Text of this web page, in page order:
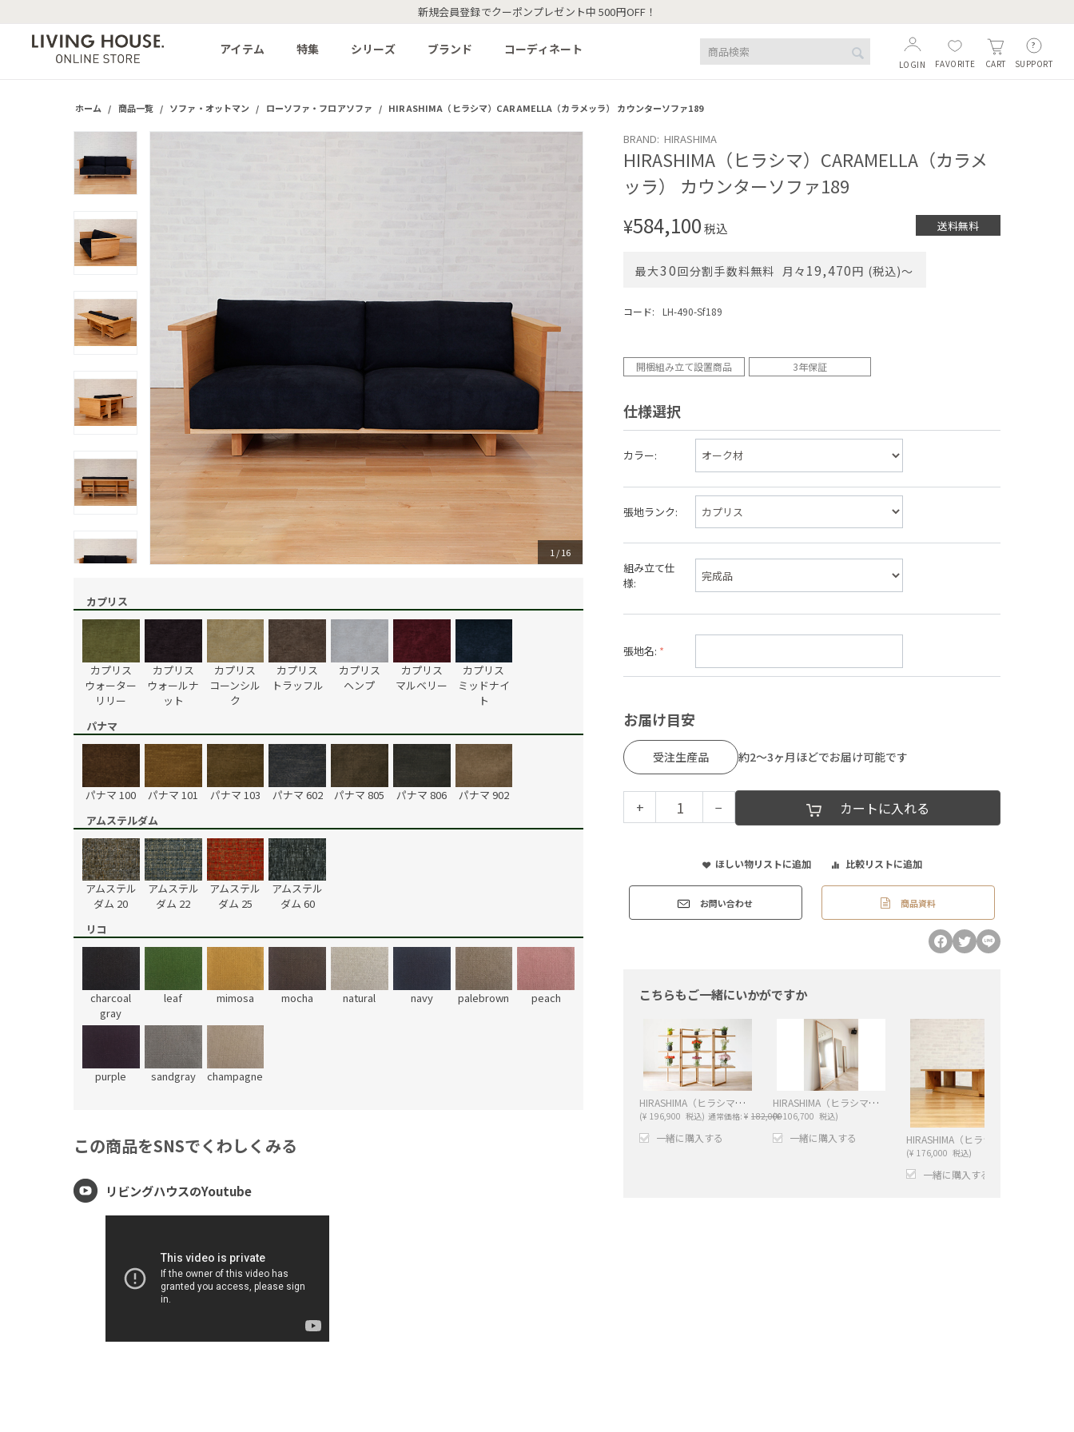
新規会員登録でクーポンプレゼント中 500円OFF！
アイテム 特集 シリーズ ブランド コーディネート
SUPPORT
CART
FAVORITE
LOGIN
ホーム / 商品一覧 / ソファ・オットマン / ローソファ・フロアソファ / HIRASHIMA（ヒラシマ）CARAMELLA（カラメッラ） カウンターソファ189
1 /16
カプリス
カプリス
ウォーター
リリー
カプリス
ウォールナ
ット
カプリス
コーンシル
ク
カプリス
トラッフル
カプリス
ヘンプ
カプリス
マルベリー
カプリス
ミッドナイ
ト
パナマ
パナマ 100 パナマ 101 パナマ 103 パナマ 602 パナマ 805 パナマ 806
パナマ 902
アムステルダム
アムステル
ダム 20
アムステル
ダム 22
アムステル
ダム 25
アムステル
ダム 60
リコ
charcoal
gray
leaf mimosa mocha natural navy palebrown peach
purple sandgray champagne
この商品をSNSでくわしくみる
リビングハウスのYoutube
BRAND: HIRASHIMA
HIRASHIMA（ヒラシマ）CARAMELLA（カラメ
ッラ） カウンターソファ189
¥584,100税込 送料無料
最大30回分割手数料無料 月々 19,470円 (税込)〜
コード: LH-490-Sf189
開梱組み立て設置商品 3年保証
仕様選択
カラー:
張地ランク:
組み立て仕
様:
張地名:
お届け目安
受注生産品 約2～3ヶ月ほどでお届け可能です
+ − カートに入れる
ほしい物リストに追加 比較リストに追加
お問い合わせ 商品資料
こちらもご一緒にいかがですか
HIRASHIMA（ヒラシマ）SPAGO（スパーゴ） シェルフ
(¥ 196,900 税込) 通常価格: ¥ 182,000
一緒に購入する
HIRASHIMA（ヒラシマ）ORLO（オルロ） スタンドミラー [ HIRASHIMA ]
(¥ 106,700 税込)
一緒に購入する
(¥ 176,000 税込)
一緒に購入する